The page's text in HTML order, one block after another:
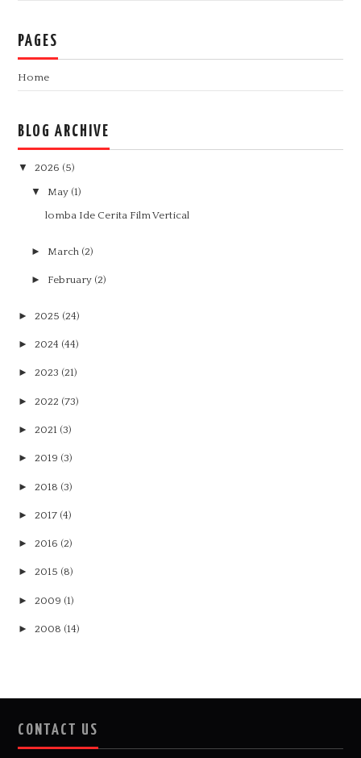
PAGES
Home
BLOG ARCHIVE
▼2026 (5)
▼ May (1)
lomba Ide Cerita Film Vertical
► March (2)
► February (2)
►2025 (24)
►2024 (44)
►2023 (21)
►2022 (73)
►2021 (3)
►2019 (3)
►2018 (3)
►2017 (4)
►2016 (2)
►2015 (8)
►2009 (1)
►2008 (14)
CONTACT US